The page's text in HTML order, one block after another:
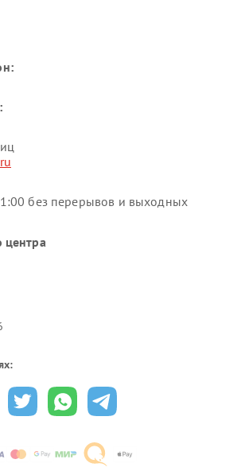
без перерывов и выходных
центра